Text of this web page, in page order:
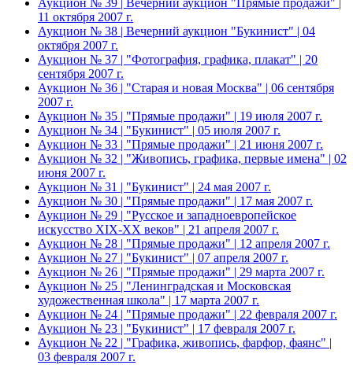
11 октября 2007 г.
Аукцион № 38 | Вечерний аукцион "Букинист" | 04
октября 2007 г.
Аукцион № 37 | "Фотография, графика, плакат" | 20
сентября 2007 г.
Аукцион № 36 | "Старая и новая Москва" | 06 сентября
2007 г.
Аукцион № 35 | "Прямые продажи" | 19 июля 2007 г.
Аукцион № 34 | "Букинист" | 05 июля 2007 г.
Аукцион № 33 | "Прямые продажи" | 21 июня 2007 г.
Аукцион № 32 | "Живопись, графика, первые имена" | 02
июня 2007 г.
Аукцион № 31 | "Букинист" | 24 мая 2007 г.
Аукцион № 30 | "Прямые продажи" | 17 мая 2007 г.
Аукцион № 29 | "Русское и западноевропейское
искусство XIX-XX веков" | 21 апреля 2007 г.
Аукцион № 28 | "Прямые продажи" | 12 апреля 2007 г.
Аукцион № 27 | "Букинист" | 07 апреля 2007 г.
Аукцион № 26 | "Прямые продажи" | 29 марта 2007 г.
Аукцион № 25 | "Ленинградская и Московская
художественная школа" | 17 марта 2007 г.
Аукцион № 24 | "Прямые продажи" | 22 февраля 2007 г.
Аукцион № 23 | "Букинист" | 17 февраля 2007 г.
Аукцион № 22 | "Графика, живопись, фарфор, фаянс" |
03 февраля 2007 г.